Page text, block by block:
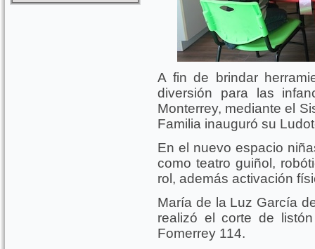
A fin de brindar
diversión para las
Monterrey, mediante el
Familia inauguró su
En el nuevo espacio
como teatro guiñol,
rol, además activación
María de la Luz García
realizó el corte de
Fomerrey 114.